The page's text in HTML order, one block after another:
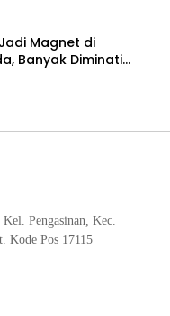
Magnet di
Banyak Diminati
Pengasinan, Kec.
Kode Pos 17115